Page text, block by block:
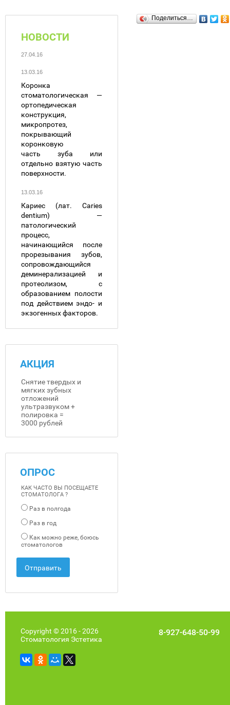
НОВОСТИ
27.04.16
13.03.16
Коронка
стоматологическая —
ортопедическая
конструкция,
микропротез,
покрывающий
коронковую
часть зуба или
отдельно взятую часть
поверхности.
13.03.16
Кариес (лат. Caries
dentium) —
патологический
процесс,
начинающийся после
прорезывания зубов,
сопровождающийся
деминерализацией и
протеолизом, с
образованием полости
под действием эндо- и
экзогенных факторов.
АКЦИЯ
Снятие твердых и
мягких зубных
отложений
ультразвуком +
полировка =
3000 рублей
ОПРОС
КАК ЧАСТО ВЫ ПОСЕЩАЕТЕ
СТОМАТОЛОГА ?
Раз в полгода
Раз в год
Как можно реже, боюсь
стоматологов
Поделиться…
Copyright © 2016 - 2026
Стоматология Эстетика
8-927-648-50-99